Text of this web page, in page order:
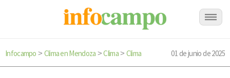
Infocampo > Clima en Mendoza >Clima> Clima 01 de junio de 2025